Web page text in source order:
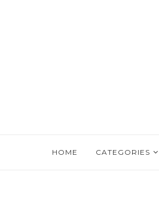
HOME CATEGORIES